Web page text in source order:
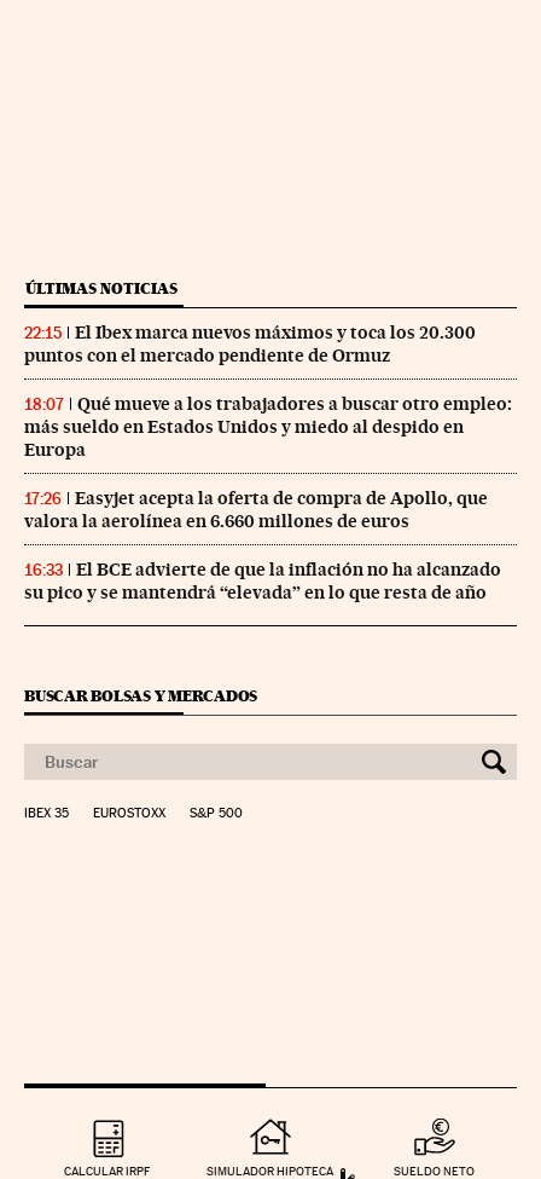
ÚLTIMAS NOTICIAS
22:15
El Ibex marca nuevos máximos y toca los 20.300
puntos con el mercado pendiente de Ormuz
18:07
Qué mueve a los trabajadores a buscar otro empleo:
más sueldo en Estados Unidos y miedo al despido en
Europa
17:26
Easyjet acepta la oferta de compra de Apollo, que
valora la aerolínea en 6.660 millones de euros
16:33
El BCE advierte de que la inflación no ha alcanzado
su pico y se mantendrá “elevada” en lo que resta de año
BUSCAR BOLSAS Y MERCADOS
IBEX 35 EUROSTOXX S&P 500
CALCULAR IRPF SIMULADOR HIPOTECA SUELDO NETO